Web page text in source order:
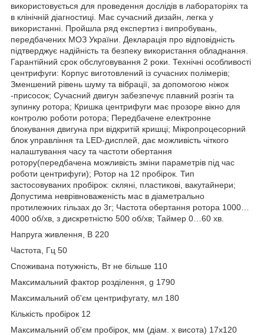
використовується для проведення дослідів в лабораторіях та
в клінічній діагностиці. Має сучасний дизайн, легка у
використанні. Пройшла ряд експертиз і випробувань,
передбачених МОЗ України. Декларація про відповідність
підтверджує надійність та безпеку використання обладнання.
Гарантійний срок обслуговування 2 роки. Технічні особливості
центрифуги: Корпус виготовлений із сучасних полімерів;
Зменшений рівень шуму та вібрації, за допомогою ніжок
-присосок; Сучасний двигун забезпечує плавний розгін та
зупинку ротора; Кришка центрифуги має прозоре вікно для
контролю роботи ротора; Передбачене електронне
блокування двигуна при відкритій кришці; Мікропроцесорний
блок управління та LED-дисплей, дає можливість чіткого
налаштування часу та частоти обертання
ротору(передбачена можливість зміни параметрів під час
роботи центрифуги); Ротор на 12 пробірок. Тип
застосовуваних пробірок: скляні, пластикові, вакутайнери;
Допустима неврівноваженість мас в діаметрально
протилежних гільзах до 3г; Частота обертання ротора 1000…
4000 об/хв, з дискретністю 500 об/хв; Таймер 0…60 хв.
Напруга живлення, В 220
Частота, Гц 50
Споживана потужність, Вт не більше 110
Максимальний фактор розділення, g 1790
Максимальний об'єм центрифугату, мл 180
Кількість пробірок 12
Максимальний об'єм пробірок, мм (діам. х висота) 17х120